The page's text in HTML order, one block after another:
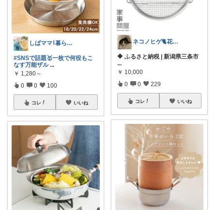
しばママ⌇暮らしと子育て
#SNSで話題🥇一枚で何役もこ
なす万能ザル ...
￥ 1,280～
0 0 100
コレ いいね
ネコノヒゲ🐈花好きオタクの庭🪴
🔶 ふるさと納税 | 新潟県三条市
...
￥ 10,000
0 0 229
コレ いいね